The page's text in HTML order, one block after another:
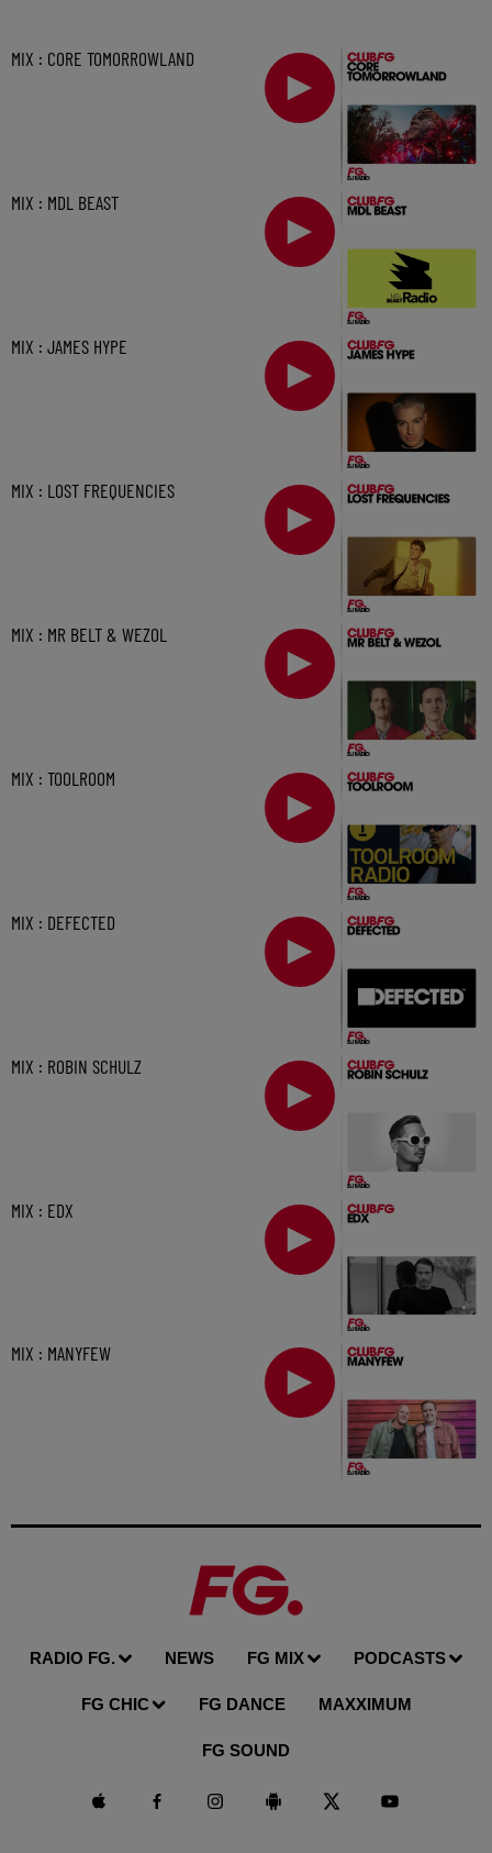
MIX : CORE TOMORROWLAND
MIX : MDL BEAST
MIX : JAMES HYPE
MIX : LOST FREQUENCIES
MIX : MR BELT & WEZOL
MIX : TOOLROOM
MIX : DEFECTED
MIX : ROBIN SCHULZ
MIX : EDX
MIX : MANYFEW
RADIO FG. NEWS FG MIX PODCASTS
FG CHIC FG DANCE MAXXIMUM
FG SOUND